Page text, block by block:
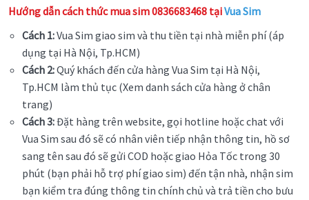
Hướng dẫn cách thức mua sim 0836683468 tạiVua Sim
Cách 1:Vua Sim giao sim và thu tiền tại nhà miễn phí (áp
dụng tại Hà Nội, Tp.HCM)
Cách 2:Quý khách đến cửa hàng Vua Sim tại Hà Nội,
Tp.HCM làm thủ tục (Xem danh sách cửa hàng ở chân
trang)
Cách 3:Đặt hàng trên website, gọi hotline hoặc chat với
Vua Sim sau đó sẽ có nhân viên tiếp nhận thông tin, hồ sơ
sang tên sau đó sẽ gửi COD hoặc giao Hỏa Tốc trong 30
phút (bạn phải hỗ trợ phí giao sim) đến tận nhà, nhận sim
bạn kiểm tra đúng thông tin chính chủ và trả tiền cho bưu